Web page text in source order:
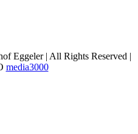
Eggeler | All Rights Reserved |
media3000